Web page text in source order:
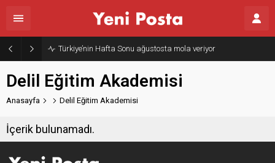
Türkiye’nin Hafta Sonu ağustosta mola veriyor
Delil Eğitim Akademisi
Anasayfa Delil Eğitim Akademisi
İçerik bulunamadı.